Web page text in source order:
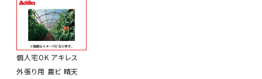
個人宅OK アキレス
外張り用 農ビ 晴天